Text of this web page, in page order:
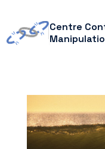
Centre